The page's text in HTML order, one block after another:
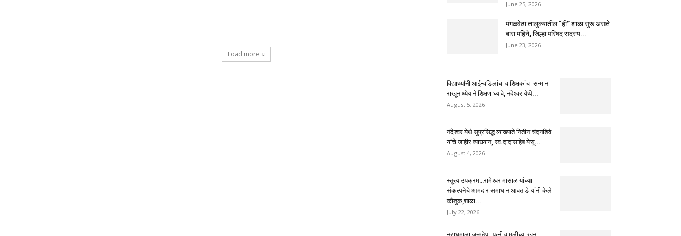
Load more
June 25, 2026
मंगळवेढा तालुक्यातील “ही” शाळा सुरू असते
बारा महिने, जिल्हा परिषद सदस्य...
June 23, 2026
विद्यार्थ्यांनी आई-वडिलांचा व शिक्षकांचा सन्मान
राखून ध्येयाने शिक्षण घ्यावे, नंदेश्वर येथे...
August 5, 2026
नंदेश्वर येथे सुप्रसिद्ध व्याख्याते नितीन चंदनशिवे
यांचे जाहीर व्याख्यान, स्व.दादासाहेब येसू...
August 4, 2026
स्तुत्य उपक्रम…रामेश्वर मासाळ यांच्या
संकल्पनेचे आमदार समाधान आवताडे यांनी केले
कौतुक,शाळा...
July 22, 2026